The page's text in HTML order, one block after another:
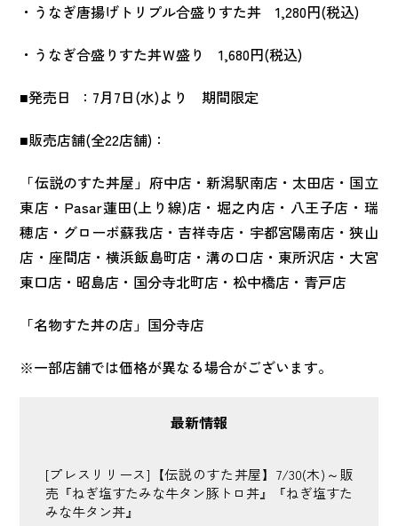
・うなぎ唐揚げトリプル合盛りすた丼 1,280円(税込)
・うなぎ合盛りすた丼Ｗ盛り 1,680円(税込)
■発売日 ：7月7日(水)より 期間限定
■販売店舗(全22店舗)：
「伝説のすた丼屋」府中店・新潟駅南店・太田店・国立
東店・Pasar蓮田(上り線)店・堀之内店・八王子店・瑞
穂店・グローボ蘇我店・吉祥寺店・宇都宮陽南店・狭山
店・座間店・横浜飯島町店・溝の口店・東所沢店・大宮
東口店・昭島店・国分寺北町店・松中橋店・青戸店
「名物すた丼の店」国分寺店
※一部店舗では価格が異なる場合がございます。
最新情報
[プレスリリース]【伝説のすた丼屋】7/30(木)～販
売『ねぎ塩すたみな牛タン豚トロ丼』『ねぎ塩すた
みな牛タン丼』